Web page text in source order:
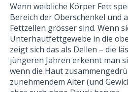
Wenn weibliche Körper Fett
Bereich der Oberschenkel und
Fettzellen grösser sind. Wenn
Unterhautfettgewebe in die
zeigt sich das als Dellen – die
jüngeren Jahren erkennt man
wenn die Haut
zunehmendem Alter (und